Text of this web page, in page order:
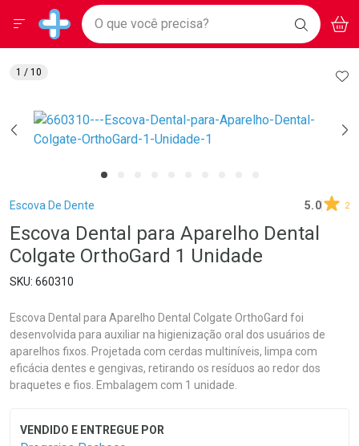
Drogarias Pacheco
Baixe nosso APP e aproveite Ofertas Exclusivas!
BAIXE
O APP
Ir direto para a home
pela página
Ir direto para o conteúdo
Ir direto para a busca
Ir direto para a conta
Ir direto para a notificações
Ir direto para o carrinho
Ir direto para o menu
Faça a sua busca
O que você precisa? BUSCAR
Menu
Breadcrumb
Escova De Dente 5.0 2
Escova Dental para Aparelho Dental
Colgate OrthoGard 1 Unidade
660310
Escova Dental para Aparelho Dental Colgate OrthoGard foi
desenvolvida para auxiliar na higienização oral dos usuários de
aparelhos fixos. Projetada com cerdas multiníveis, limpa com
eficácia dentes e gengivas, retirando os resíduos ao redor dos
braquetes e fios. Embalagem com 1 unidade.
1 / 10